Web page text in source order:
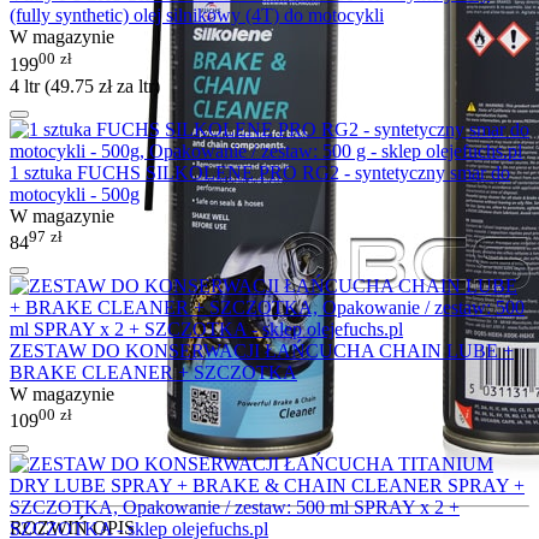
ROZWIŃ OPIS
(fully synthetic) olej silnikowy (4T) do motocykli
W magazynie
19900 zł
4 ltr (49.75 złza ltr)
1 sztuka FUCHS SILKOLENE PRO RG2 - syntetyczny smar do
motocykli - 500g
W magazynie
8497 zł
ZESTAW DO KONSERWACJI ŁAŃCUCHA CHAIN LUBE +
BRAKE CLEANER + SZCZOTKA
W magazynie
10900 zł